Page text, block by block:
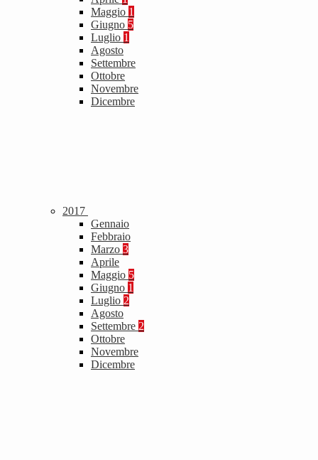
Maggio 1
Giugno 5
Luglio 1
Agosto
Settembre
Ottobre
Novembre
Dicembre
2017
Gennaio
Febbraio
Marzo 3
Aprile
Maggio 5
Giugno 1
Luglio 2
Agosto
Settembre 2
Ottobre
Novembre
Dicembre